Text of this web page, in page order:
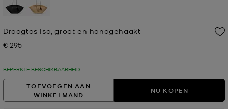
Draagtas Isa, groot en handgehaakt
Nu
€ 295
BEPERKTE BESCHIKBAARHEID
TOEVOEGEN AAN
WINKELMAND
NU KOPEN